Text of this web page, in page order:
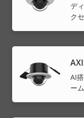
デ
ク
AI
ーム